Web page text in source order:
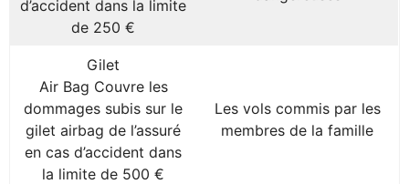
d’accident dans la limite
de 250 €
Gilet
Air Bag Couvre les
dommages subis sur le
gilet airbag de l’assuré
en cas d’accident dans
la limite de 500 €
Les vols commis par les
membres de la famille